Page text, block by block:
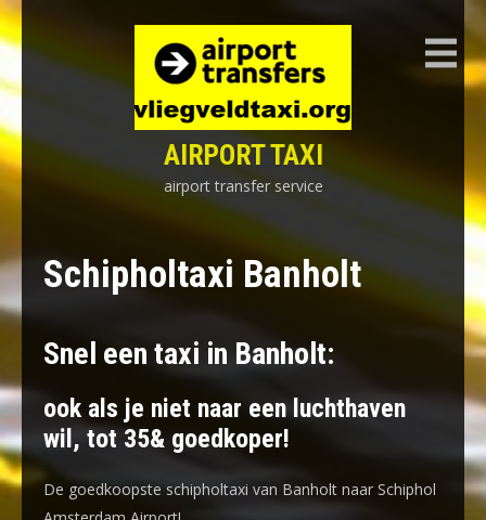
Skip
to
AIRPORT TAXI
airport transfer service
Schipholtaxi Banholt
Snel een taxi in Banholt:
ook als je niet naar een luchthaven
wil, tot 35& goedkoper!
De goedkoopste schipholtaxi van Banholt naar Schiphol